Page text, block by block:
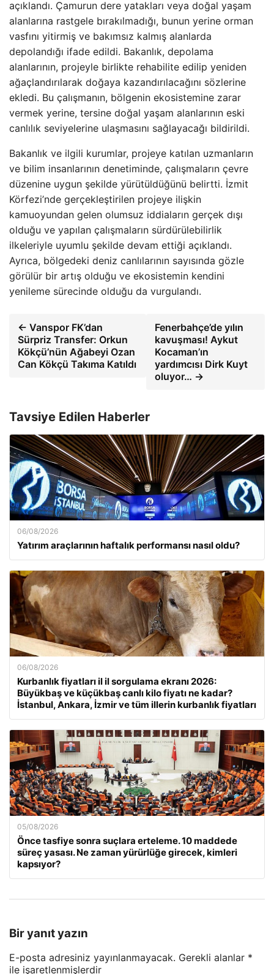
açıklandı. Çamurun dere yatakları veya doğal yaşam
alanlarına rastgele bırakılmadığı, bunun yerine orman
vasfını yitirmiş ve bakımsız kalmış alanlarda
depolandığı ifade edildi. Bakanlık, depolama
alanlarının, projeyle birlikte rehabilite edilip yeniden
ağaçlandırılarak doğaya kazandırılacağını sözlerine
ekledi. Bu çalışmanın, bölgenin ekosistemine zarar
vermek yerine, tersine doğal yaşam alanlarının eski
canlılık seviyelerine ulaşmasını sağlayacağı bildirildi.
Bakanlık ve ilgili kurumlar, projeye katılan uzmanların
ve bilim insanlarının denetiminde, çalışmaların çevre
düzenine uygun şekilde yürütüldüğünü belirtti. İzmit
Körfezi’nde gerçekleştirilen projeye ilişkin
kamuoyundan gelen olumsuz iddiaların gerçek dışı
olduğu ve yapılan çalışmaların sürdürülebilirlik
ilkeleriyle uyumlu şekilde devam ettiği açıklandı.
Ayrıca, bölgedeki deniz canlılarının sayısında gözle
görülür bir artış olduğu ve ekosistemin kendini
yenileme sürecinde olduğu da vurgulandı.
← Vanspor FK’dan
Sürpriz Transfer: Orkun
Kökçü’nün Ağabeyi Ozan
Can Kökçü Takıma Katıldı
Fenerbahçe’de yılın
kavuşması! Aykut
Kocaman’ın
yardımcısı Dirk Kuyt
oluyor… →
Tavsiye Edilen Haberler
06/08/2026
Yatırım araçlarının haftalık performansı nasıl oldu?
06/08/2026
Kurbanlık fiyatları il il sorgulama ekranı 2026:
Büyükbaş ve küçükbaş canlı kilo fiyatı ne kadar?
İstanbul, Ankara, İzmir ve tüm illerin kurbanlık fiyatları
05/08/2026
Önce tasfiye sonra suçlara erteleme. 10 maddede
süreç yasası. Ne zaman yürürlüğe girecek, kimleri
kapsıyor?
Bir yanıt yazın
E-posta adresiniz yayınlanmayacak. Gerekli alanlar *
ile işaretlenmişlerdir